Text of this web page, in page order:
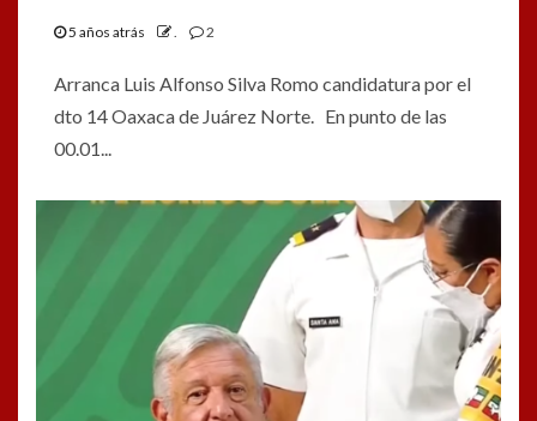
5 años atrás . 2
Arranca Luis Alfonso Silva Romo candidatura por el
dto 14 Oaxaca de Juárez Norte. En punto de las
00.01...